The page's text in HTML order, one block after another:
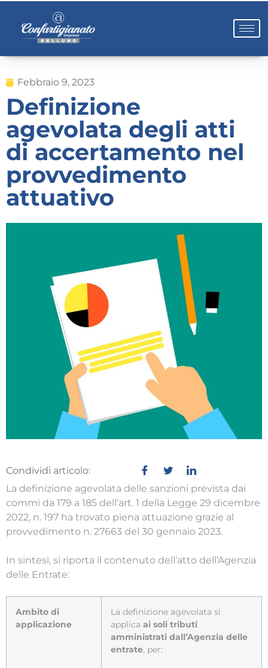
Febbraio 9, 2023
Definizione
agevolata degli atti
di accertamento nel
provvedimento
attuativo
Condividi articolo:
La definizione agevolata delle sanzioni prevista dai
commi da 179 a 185 dell’art. 1 della Legge 29 dicembre
2022, n. 197 ha trovato piena attuazione grazie al
provvedimento n. 27663 del 30 gennaio 2023.
In sintesi, si riporta il contenuto dell’atto dell’Agenzia
delle Entrate:
Ambito di
applicazione
La definizione agevolata si
applica ai soli tributi
amministrati dall’Agenzia delle
entrate, per: